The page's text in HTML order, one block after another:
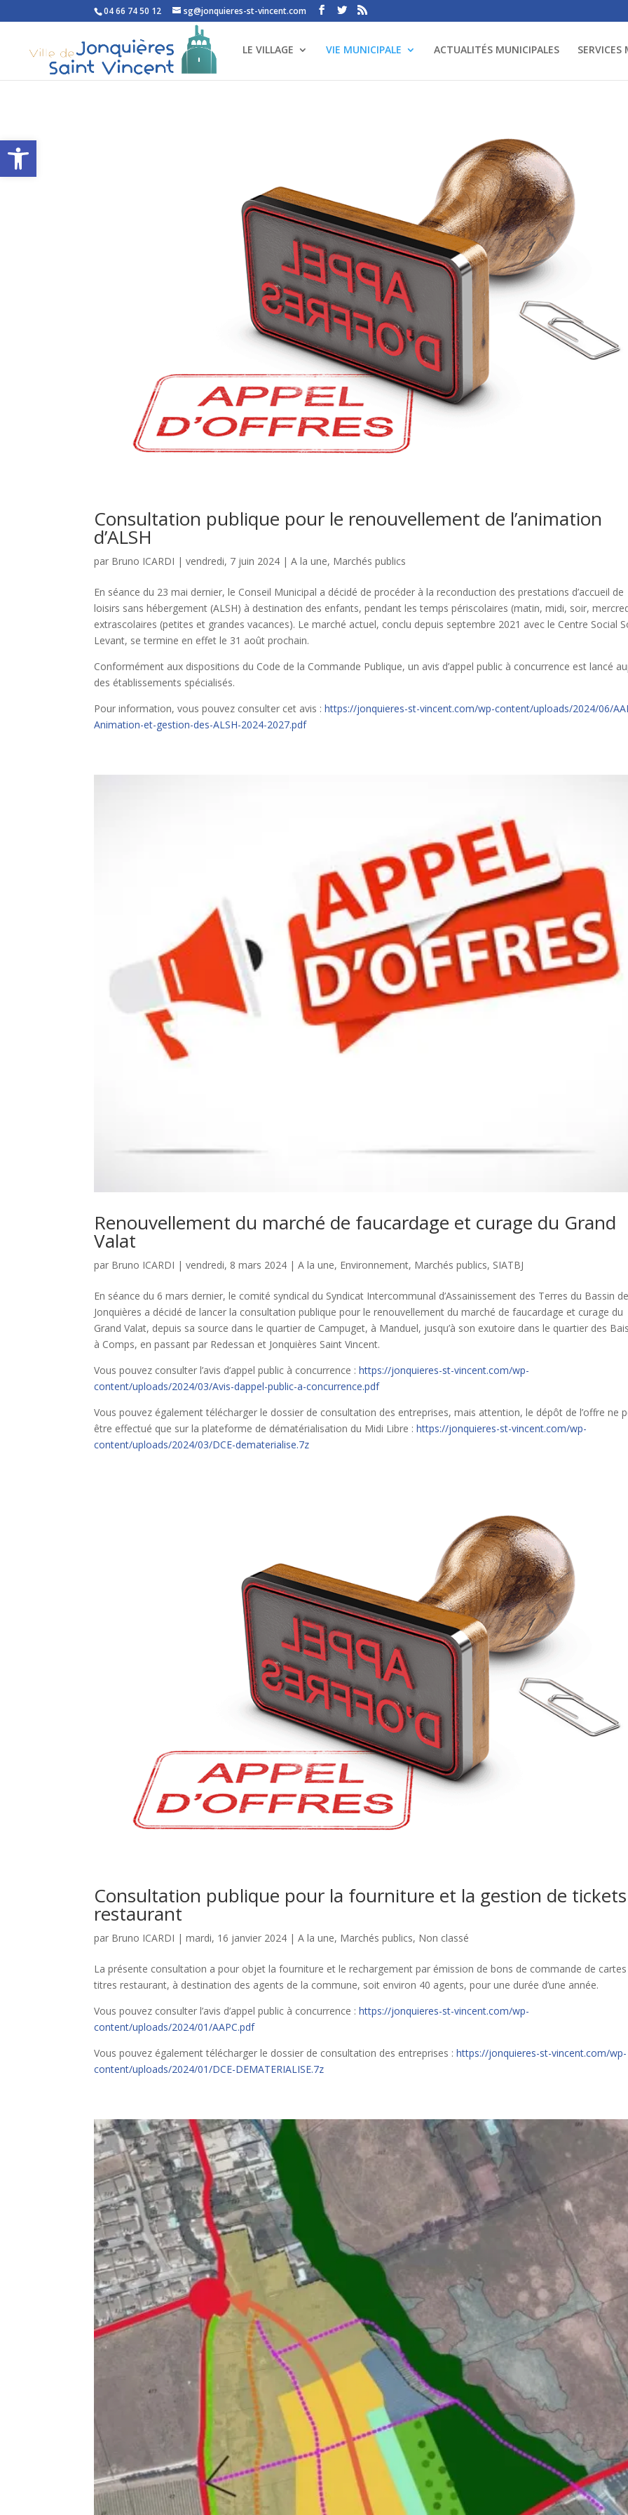
Ouvrir la barre d’outils
04 66 74 50 12 sg@jonquieres-st-vincent.com
LE VILLAGE VIE MUNICIPALE ACTUALITÉS MUNICIPALES
Consultation publique pour le renouvellement de l’animation
d’ALSH
par Bruno ICARDI |vendredi, 7 juin 2024 |A la une, Marchés publics
En séance du 23 mai dernier, le Conseil Municipal a décidé de procéder à la reconduction des prestations d’accueil de
loisirs sans hébergement (ALSH) à destination des enfants, pendant les temps périscolaires (matin, midi, soir,
extrascolaires (petites et grandes vacances). Le marché actuel, conclu depuis septembre 2021 avec le Centre Social
Levant, se termine en effet le 31 août prochain.
Conformément aux dispositions du Code de la Commande Publique, un avis d’appel public à concurrence est lancé
des établissements spécialisés.
Pour information, vous pouvez consulter cet avis :https://jonquieres-st-vincent.com/wp-content/uploads/2024/06/
Animation-et-gestion-des-ALSH-2024-2027.pdf
Renouvellement du marché de faucardage et curage du Grand
Valat
par Bruno ICARDI |vendredi, 8 mars 2024 |A la une, Environnement, Marchés publics, SIATBJ
En séance du 6 mars dernier, le comité syndical du Syndicat Intercommunal d’Assainissement des Terres du Bassin de
Jonquières a décidé de lancer la consultation publique pour le renouvellement du marché de faucardage et curage du
Grand Valat, depuis sa source dans le quartier de Campuget, à Manduel, jusqu’à son exutoire dans le quartier des
à Comps, en passant par Redessan et Jonquières Saint Vincent.
Vous pouvez consulter l’avis d’appel public à concurrence :https://jonquieres-st-vincent.com/wp-
content/uploads/2024/03/Avis-dappel-public-a-concurrence.pdf
Vous pouvez également télécharger le dossier de consultation des entreprises, mais attention, le dépôt de l’offre ne
être effectué que sur la plateforme de dématérialisation du Midi Libre :https://jonquieres-st-vincent.com/wp-
content/uploads/2024/03/DCE-dematerialise.7z
Consultation publique pour la fourniture et la gestion de tickets
restaurant
par Bruno ICARDI |mardi, 16 janvier 2024 |A la une, Marchés publics, Non classé
La présente consultation a pour objet la fourniture et le rechargement par émission de bons de commande de cartes
titres restaurant, à destination des agents de la commune, soit environ 40 agents, pour une durée d’une année.
Vous pouvez consulter l’avis d’appel public à concurrence :https://jonquieres-st-vincent.com/wp-
content/uploads/2024/01/AAPC.pdf
Vous pouvez également télécharger le dossier de consultation des entreprises :https://jonquieres-st-vincent.com/wp-
content/uploads/2024/01/DCE-DEMATERIALISE.7z